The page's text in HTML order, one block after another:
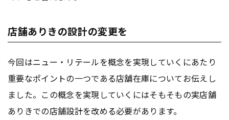
店舗ありきの設計の変更を
今回はニュー・リテールを概念を実現していくにあたり
重要なポイントの一つである店舗在庫についてお伝えし
ました。この概念を実現していくにはそもそもの実店舗
ありきでの店舗設計を改める必要があります。